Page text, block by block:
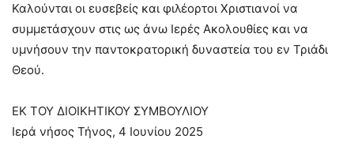
Καλούνται οι ευσεβείς και φιλέορτοι Χριστιανοί να
συμμετάσχουν στις ως άνω Ιερές Ακολουθίες και να
υμνήσουν την παντοκρατορική δυναστεία του εν Τριάδι
Θεού.
ΕΚ ΤΟΥ ΔΙΟΙΚΗΤΙΚΟΥ ΣΥΜΒΟΥΛΙΟΥ
Ιερά νήσος Τήνος, 4 Ιουνίου 2025